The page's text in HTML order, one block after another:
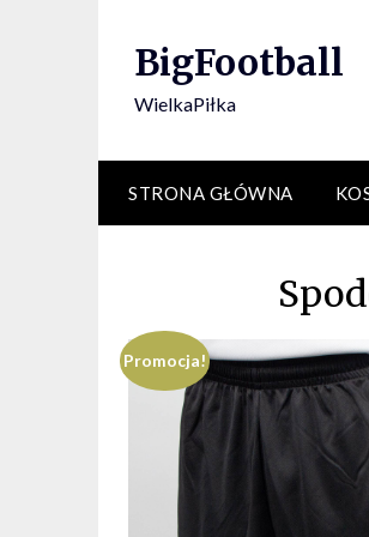
BigFootball
WielkaPiłka
STRONA GŁÓWNA
Promocja!